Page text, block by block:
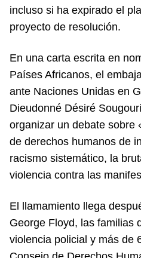
incluso si ha expirado el
proyecto de resolución.
En una carta escrita en
Países Africanos, el
ante Naciones Unidas en
Dieudonné Désiré
organizar un debate sobre
de derechos humanos de
racismo sistemático, la
violencia contra las
El llamamiento llega
George Floyd, las familias
violencia policial y más de